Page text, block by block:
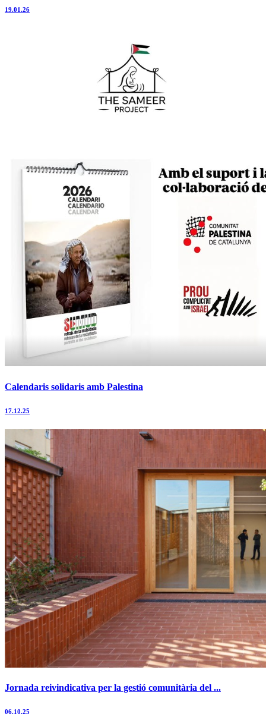
19.01.26
Calendaris solidaris amb Palestina
17.12.25
Jornada reivindicativa per la gestió comunitària del ...
06.10.25